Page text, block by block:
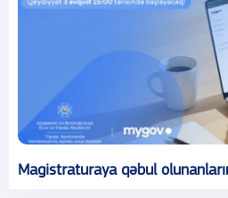
Magistraturaya qəbul